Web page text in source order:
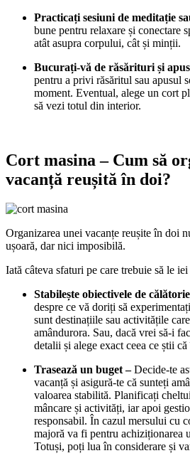
Practicați sesiuni de meditație
bune pentru relaxare și conectare
atât asupra corpului, cât și minții.
Bucurați-vă de răsărituri și
pentru a privi răsăritul sau apusul
moment. Eventual, alege un cort
să vezi totul din interior.
Cort masina – Cum să
vacanță reușită în doi?
Organizarea unei vacanțe reușite în doi
ușoară, dar nici imposibilă.
Iată câteva sfaturi pe care trebuie să le
Stabilește obiectivele de
despre ce vă doriți să
sunt destinațiile sau activitățile
amândurora. Sau, dacă vrei să-i
detalii și alege exact ceea ce știi
Trasează un buget –Decide-te
vacanță și asigură-te că sunteți
valoarea stabilită. Planificați
mâncare și activități, iar apoi
responsabil. În cazul mersului cu
majoră va fi pentru achiziționarea
Totuși, poți lua în considerare și